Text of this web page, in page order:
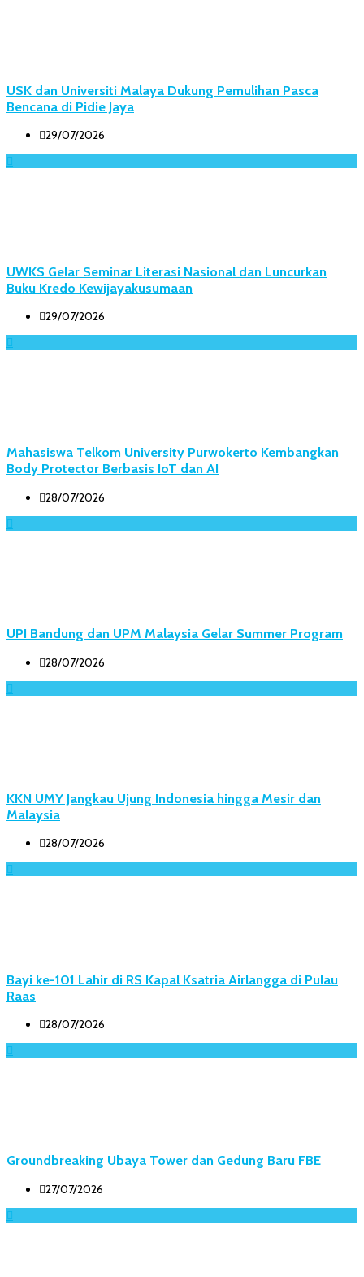
USK dan Universiti Malaya Dukung Pemulihan Pasca
Bencana di Pidie Jaya
29/07/2026
UWKS Gelar Seminar Literasi Nasional dan Luncurkan
Buku Kredo Kewijayakusumaan
29/07/2026
Mahasiswa Telkom University Purwokerto Kembangkan
Body Protector Berbasis IoT dan AI
28/07/2026
UPI Bandung dan UPM Malaysia Gelar Summer Program
28/07/2026
KKN UMY Jangkau Ujung Indonesia hingga Mesir dan
Malaysia
28/07/2026
Bayi ke-101 Lahir di RS Kapal Ksatria Airlangga di Pulau
Raas
28/07/2026
Groundbreaking Ubaya Tower dan Gedung Baru FBE
27/07/2026